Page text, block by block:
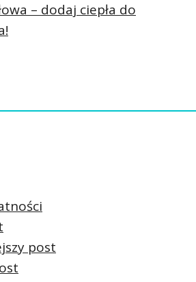
– dodaj ciepła do
post